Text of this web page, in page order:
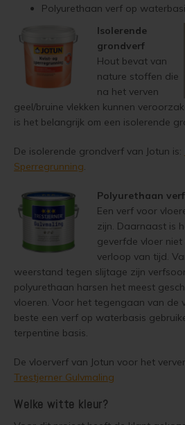
Woonboot oliën
Woonboot beitsen
Woonboot verven
Schutting behandelen
Schutting olien
Schutting beitsen
Eikenhout behandelen
Eikenhout olien
Eikenhout beitsen
Geïmpregneerd hout behandelen
Veranda verven met de meest duurzame
Tuinhuis verven in de kleuren wit en grijs
Tuinhuis verven met Jotun Demidekk
Beste buitenverf voor tuinhuis en schuur
Blokhut impregneren en beitsen
Red Cedar kleur behouden
Red Cedar behandelen en de vergrijzing
Red Cedar Oliën
Red Cedar Olympic Stain Alternatief
Olympic Oil Stain 704 overschilderen
Olympic Oil Stain 713 overschilderen
Jotun Kleurencombinaties
Demidekk Ultimate Tackfarg
Oude Jotun Producten
Polyurethaan verf op
Isolerende
grondverf
Hout bevat van
nature stoffen die
na het verven
geel/bruine vlekken kunnen
is het belangrijk om een isolerende
De isolerende grondverf van Jotun is:
Sperregrunning.
Polyurethaan
Een verf voor
zijn. Daarnaast is
geverfde vloer
verloop van tijd.
weerstand tegen slijtage zijn
polyurethaan harsen het meest
vloeren. Voor het tegengaan van de
beste een verf op waterbasis
terpentine basis.
De vloerverf van Jotun voor het
Trestjerner Gulvmaling
Welke witte kleur?